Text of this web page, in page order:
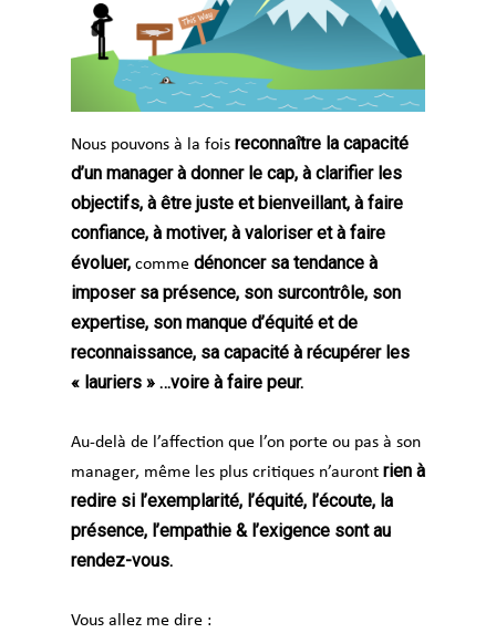
Nous pouvons à la fois reconnaître la capacité
d’un manager à donner le cap, à clarifier les
objectifs, à être juste et bienveillant, à faire
confiance, à motiver, à valoriser et à faire
évoluer, comme dénoncer sa tendance à
imposer sa présence, son surcontrôle, son
expertise, son manque d’équité et de
reconnaissance, sa capacité à récupérer les
« lauriers » …voire à faire peur.
Au-delà de l’affection que l’on porte ou pas à son
manager, même les plus critiques n’auront rien à
redire si l’exemplarité, l’équité, l’écoute, la
présence, l’empathie & l’exigence sont au
rendez-vous.
Vous allez me dire :